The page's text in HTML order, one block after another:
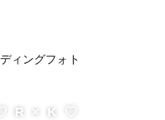
♡ R × K ♡